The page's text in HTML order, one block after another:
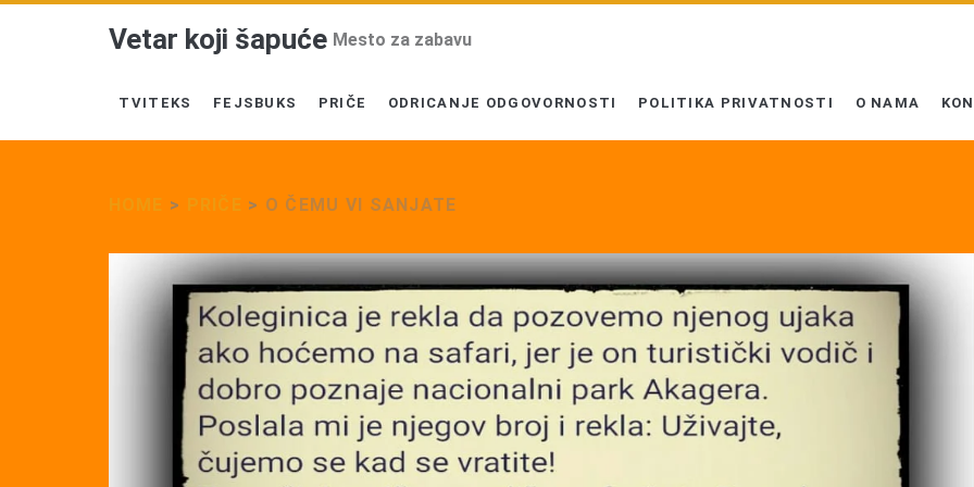
Vetar koji šapuće Mesto za zabavu
TVITEKS FEJSBUKS PRIČE ODRICANJE ODGOVORNOSTI POLITIKA PRIVATNOSTI O NAMA
> > O ČEMU VI SANJATE